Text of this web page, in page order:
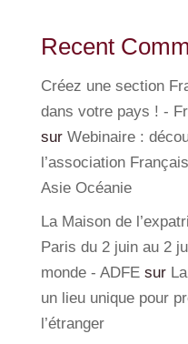
Recent
Créez une section
dans votre pays ! -
sur Webinaire :
l’association
Asie Océanie
La Maison de
Paris du 2 juin au 2
monde - ADFEsur
un lieu unique pour
l’étranger